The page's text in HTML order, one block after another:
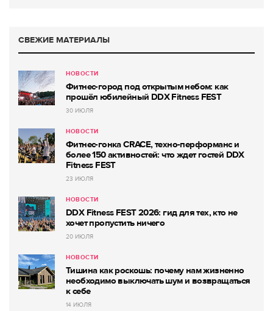
СВЕЖИЕ МАТЕРИАЛЫ
НОВОСТИ
Фитнес-город под открытым небом: как
прошёл юбилейный DDX Fitness FEST
30 ИЮЛЯ
НОВОСТИ
Фитнес-гонка CRACE, техно-перформанс и
более 150 активностей: что ждет гостей DDX
Fitness FEST
23 ИЮЛЯ
НОВОСТИ
DDX Fitness FEST 2026: гид для тех, кто не
хочет пропустить ничего
20 ИЮЛЯ
НОВОСТИ
Тишина как роскошь: почему нам жизненно
необходимо выключать шум и возвращаться
к себе
14 ИЮЛЯ